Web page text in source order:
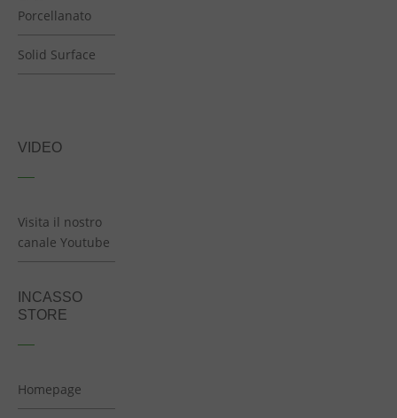
Porcellanato
Solid Surface
VIDEO
Visita il nostro
canale Youtube
INCASSO
STORE
Homepage